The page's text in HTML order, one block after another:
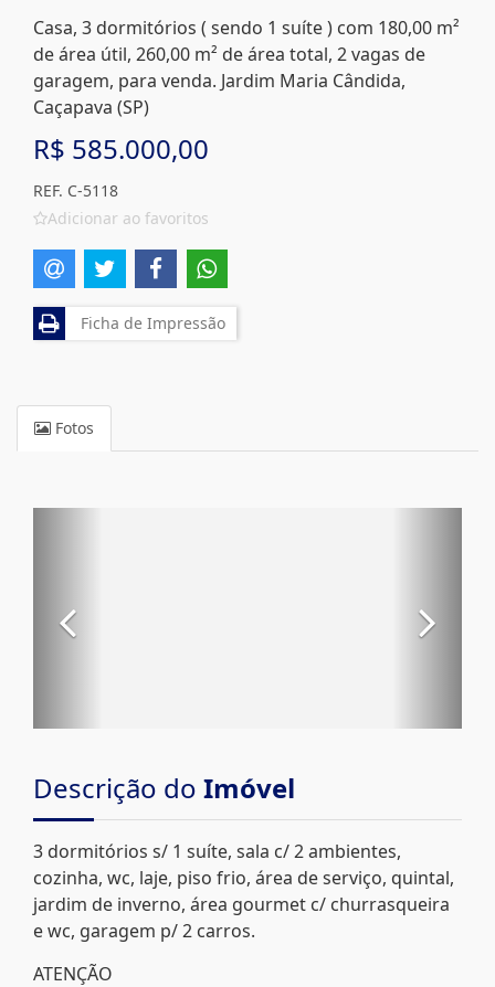
Casa, 3 dormitórios ( sendo 1 suíte ) com 180,00 m²
de área útil, 260,00 m² de área total, 2 vagas de
garagem, para venda. Jardim Maria Cândida,
Caçapava (SP)
R$ 585.000,00
REF. C-5118
Adicionar ao favoritos
Ficha de Impressão
Fotos
Descrição do Imóvel
3 dormitórios s/ 1 suíte, sala c/ 2 ambientes,
cozinha, wc, laje, piso frio, área de serviço, quintal,
jardim de inverno, área gourmet c/ churrasqueira
e wc, garagem p/ 2 carros.
ATENÇÃO